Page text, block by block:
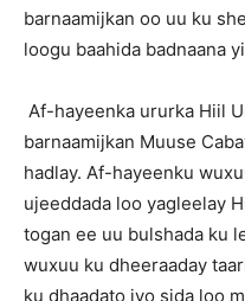
barnaamijkan oo uu ku
loogu baahida badnaana
Af-hayeenka ururka Hiil
barnaamijkan Muuse
hadlay. Af-hayeenku
ujeeddada loo yagleelay
togan ee uu bulshada ku
wuxuu ku dheeraaday
ku dhaadato iyo sida loo